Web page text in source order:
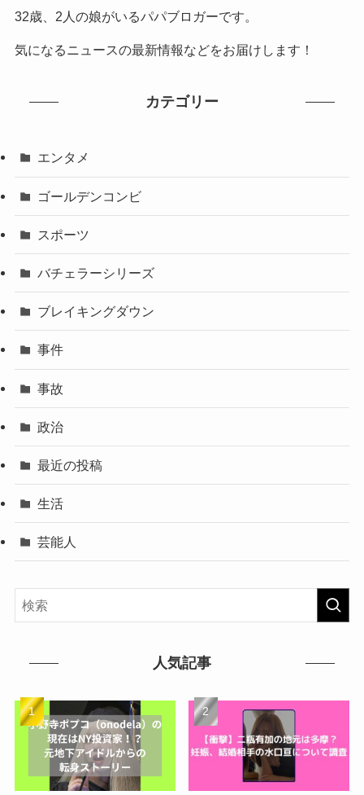
32歳、2人の娘がいるパパブロガーです。
気になるニュースの最新情報などをお届けします！
カテゴリー
エンタメ
ゴールデンコンビ
スポーツ
バチェラーシリーズ
ブレイキングダウン
事件
事故
政治
最近の投稿
生活
芸能人
人気記事